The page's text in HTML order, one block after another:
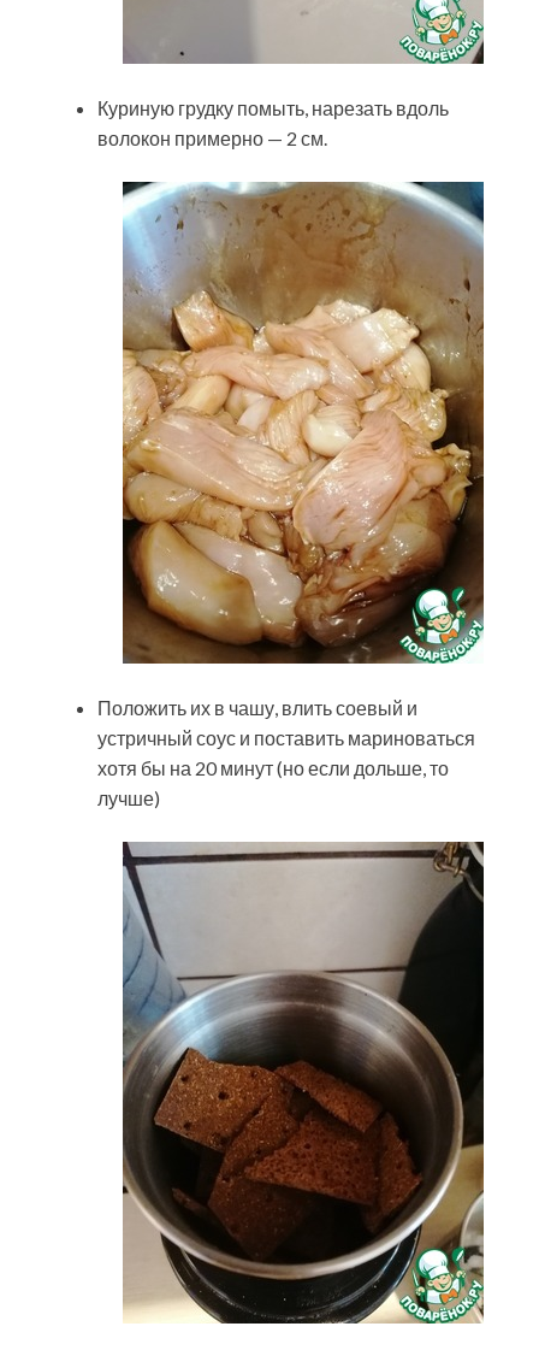
Куриную грудку помыть, нарезать вдоль
волокон примерно — 2 см.
Положить их в чашу, влить соевый и
устричный соус и поставить мариноваться
хотя бы на 20 минут (но если дольше, то
лучше)